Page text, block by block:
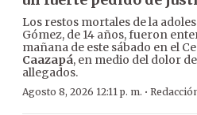
Los restos mortales de la
Gómez, de 14 años, fueron
mañana de este sábado en el
Caazapá, en medio del dolor
allegados.
Agosto 8, 2026 12:11 p. m. ·